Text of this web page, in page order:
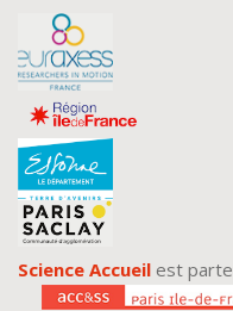
Science Accueil est